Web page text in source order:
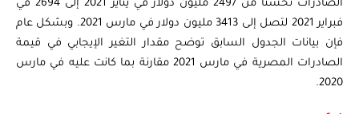
الصادرات تحسنًا من 2497 مليون دولار في يناير 2021 إلى 2694 في
فبراير 2021 لتصل إلى 3413 مليون دولار في مارس 2021. وبشكل عام
فإن بيانات الجدول السابق توضح مقدار التغير الإيجابي في قيمة
الصادرات المصرية في مارس 2021 مقارنة بما كانت عليه في مارس
2020.